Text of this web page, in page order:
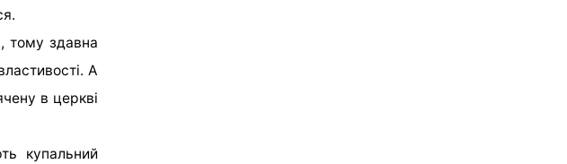
тому здавна
А
в церкві
купальний